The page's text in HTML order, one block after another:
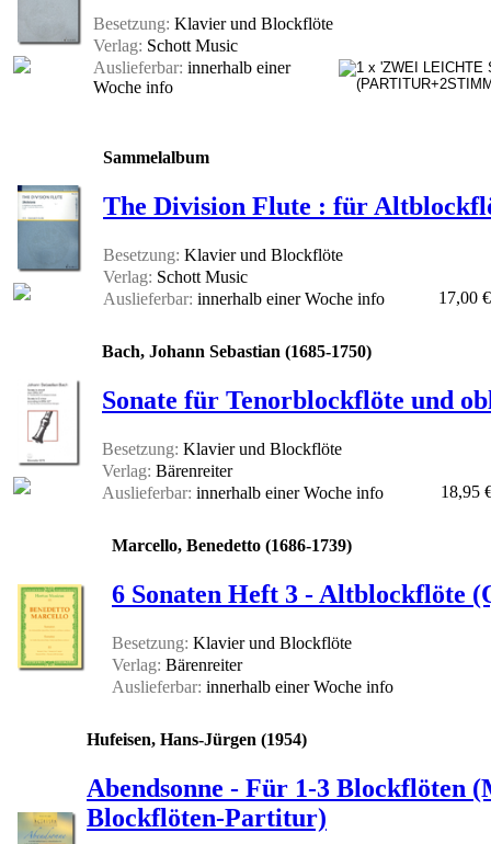
Besetzung: Klavier und Blockflöte
Verlag: Schott Music
Auslieferbar: innerhalb einer
Woche info
Sammelalbum
The Division Flute : für
Besetzung: Klavier und Blockflöte
Verlag: Schott Music
Auslieferbar: innerhalb einer Woche info 17,00 €
Bach, Johann Sebastian (1685-1750)
Sonate für Tenorblockflöte und
Besetzung: Klavier und Blockflöte
Verlag: Bärenreiter
Auslieferbar: innerhalb einer Woche info 18,95
Marcello, Benedetto (1686-1739)
6 Sonaten Heft 3 - Altblockflöte
Besetzung: Klavier und Blockflöte
Verlag: Bärenreiter
Auslieferbar: innerhalb einer Woche info
Hufeisen, Hans-Jürgen (1954)
Abendsonne - Für 1-3 Blockflöten
Blockflöten-Partitur)